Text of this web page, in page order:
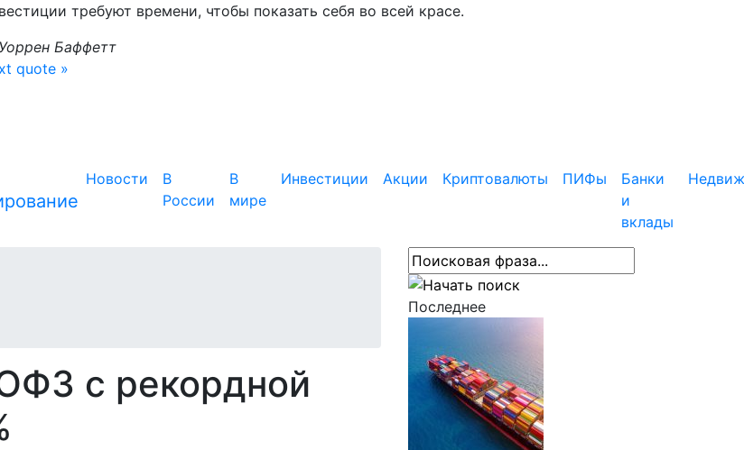
требуют времени, чтобы показать себя во всей красе.
Уоррен Баффетт
quote »
Новости
В
России
В
мире
Инвестиции Акции Криптовалюты ПИФы
Банки
и
вклады
с рекордной
Последнее